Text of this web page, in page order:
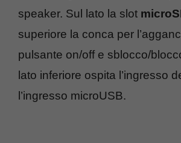
speaker. Sul lato la slot
superiore la conca per
pulsante on/off e sblocco/
lato inferiore ospita l’ingresso
l’ingresso microUSB.